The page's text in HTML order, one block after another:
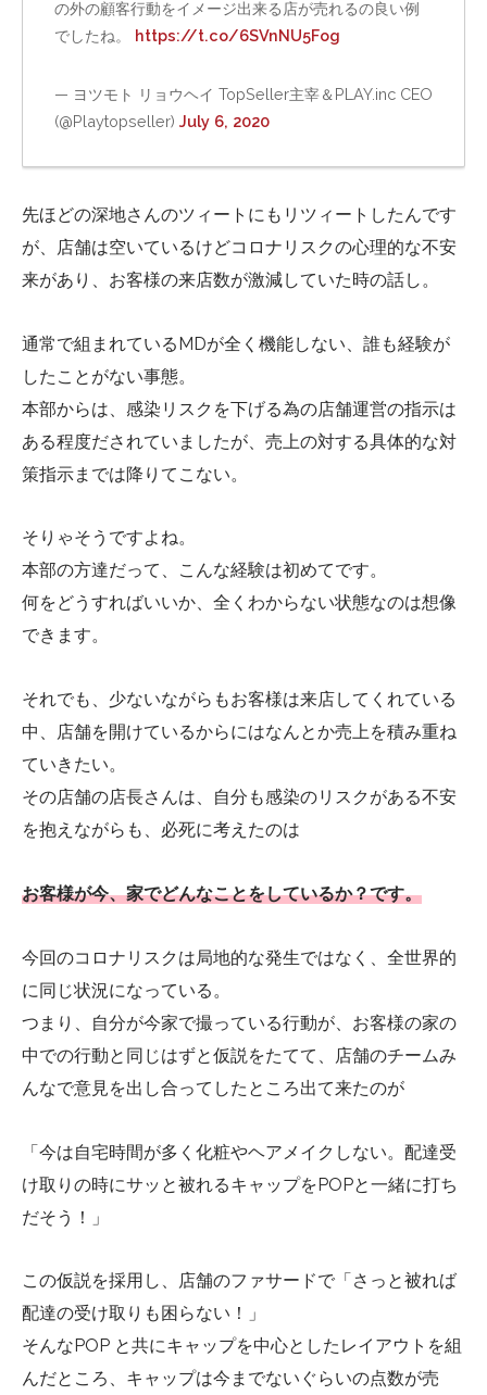
の外の顧客行動をイメージ出来る店が売れるの良い例
でしたね。 https://t.co/6SVnNU5Fog
— ヨツモト リョウヘイ TopSeller主宰＆PLAY.inc CEO
(@Playtopseller) July 6, 2020
先ほどの深地さんのツィートにもリツィートしたんです
が、店舗は空いているけどコロナリスクの心理的な不安
来があり、お客様の来店数が激減していた時の話し。
通常で組まれているMDが全く機能しない、誰も経験が
したことがない事態。
本部からは、感染リスクを下げる為の店舗運営の指示は
ある程度だされていましたが、売上の対する具体的な対
策指示までは降りてこない。
そりゃそうですよね。
本部の方達だって、こんな経験は初めてです。
何をどうすればいいか、全くわからない状態なのは想像
できます。
それでも、少ないながらもお客様は来店してくれている
中、店舗を開けているからにはなんとか売上を積み重ね
ていきたい。
その店舗の店長さんは、自分も感染のリスクがある不安
を抱えながらも、必死に考えたのは
お客様が今、家でどんなことをしているか？です。
今回のコロナリスクは局地的な発生ではなく、全世界的
に同じ状況になっている。
つまり、自分が今家で撮っている行動が、お客様の家の
中での行動と同じはずと仮説をたてて、店舗のチームみ
んなで意見を出し合ってしたところ出て来たのが
「今は自宅時間が多く化粧やヘアメイクしない。配達受
け取りの時にサッと被れるキャップをPOPと一緒に打ち
だそう！」
この仮説を採用し、店舗のファサードで「さっと被れば
配達の受け取りも困らない！」
そんなPOP と共にキャップを中心としたレイアウトを組
んだところ、キャップは今までないぐらいの点数が売